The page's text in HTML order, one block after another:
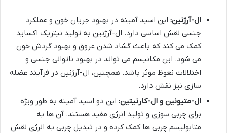
ال-آرژنین: این اسید آمینه در بهبود جریان خون و عملکرد
جنسی نقش اساسی دارد. ال-آرژنین به تولید نیتریک اکساید
کمک می کند که باعث گشاد شدن عروق و بهبود گردش خون
می شود. این مکانیسم می تواند در بهبود ناتوانی جنسی و
اختلالات نعوظ موثر باشد. همچنین، ال-آرژنین در فرآیند عضله
سازی نیز نقش دارد.
ال-متیونین و ال-کارنیتین: این دو اسید آمینه به طور ویژه
برای چربی سوزی و تولید انرژی مفید هستند. آن ها به
متابولیسم چربی ها کمک کرده و در تبدیل چربی به انرژی نقش